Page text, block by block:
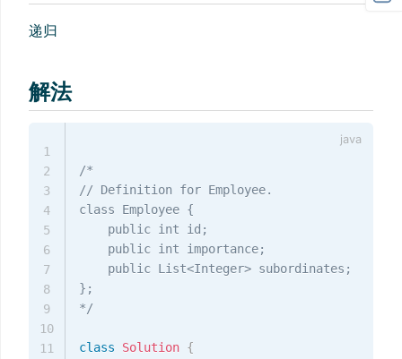
递归
解法
/*
// Definition for Employee.
class Employee {
    public int id;
    public int importance;
    public List<Integer> subordinates;
};
*/
class Solution {
1
2
3
4
5
6
7
8
9
10
11